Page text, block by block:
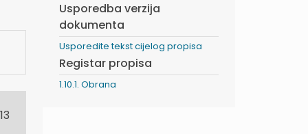
Usporedba verzija
dokumenta
Usporedite tekst cijelog propisa
Registar propisa
1.10.1. Obrana